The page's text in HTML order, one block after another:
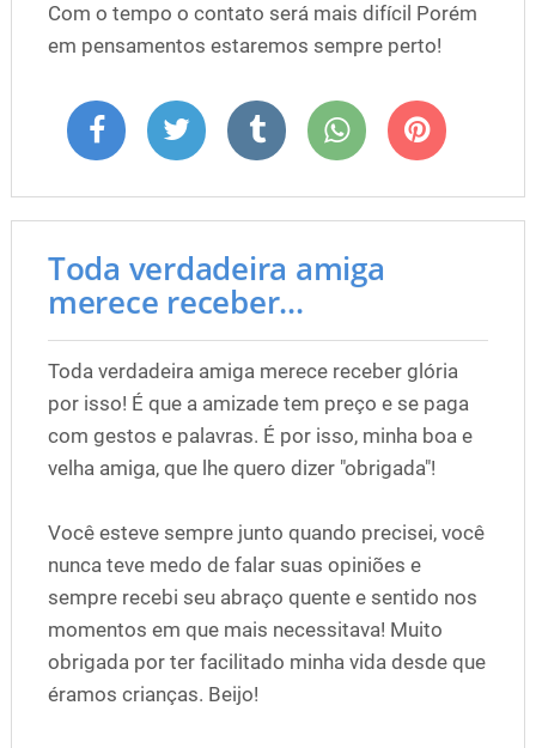
Com o tempo o contato será mais difícil Porém
em pensamentos estaremos sempre perto!
Toda verdadeira amiga
merece receber...
Toda verdadeira amiga merece receber glória
por isso! É que a amizade tem preço e se paga
com gestos e palavras. É por isso, minha boa e
velha amiga, que lhe quero dizer "obrigada"!
Você esteve sempre junto quando precisei, você
nunca teve medo de falar suas opiniões e
sempre recebi seu abraço quente e sentido nos
momentos em que mais necessitava! Muito
obrigada por ter facilitado minha vida desde que
éramos crianças. Beijo!